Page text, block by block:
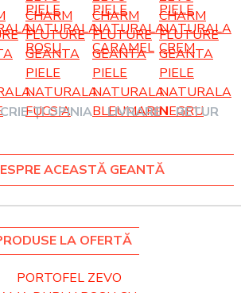
ȚI OPINIA LIVRARE RETUR
ACEASTĂ GEANTĂ
LA OFERTĂ